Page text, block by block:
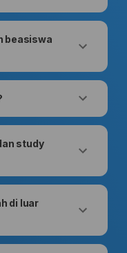
beasiswa
study
di luar